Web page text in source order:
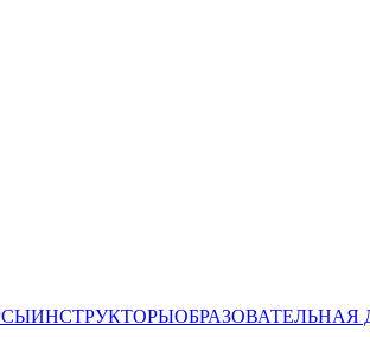
ИНСТРУКТОРЫОБРАЗОВАТЕЛЬНАЯ